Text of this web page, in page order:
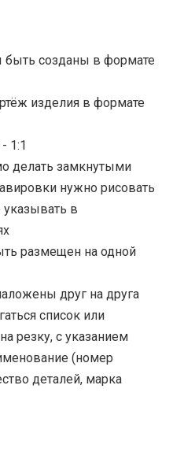
созданы в формате
изделия в формате
1:1
делать замкнутыми
нужно рисовать
в
размещен на одной
друг на друга
список или
резку, с указанием
(номер
деталей, марка